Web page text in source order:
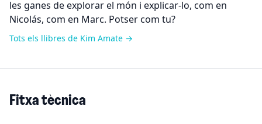
les ganes de explorar el món i explicar-lo, com en
Nicolás, com en Marc. Potser com tu?
Tots els llibres de Kim Amate →
Fitxa tècnica